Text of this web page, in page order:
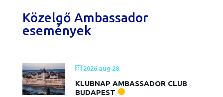
Közelgő Ambassador
események
2026.aug 28.
KLUBNAP AMBASSADOR CLUB
BUDAPEST